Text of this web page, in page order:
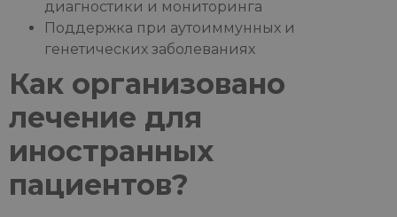
диагностики и мониторинга
Поддержка при аутоиммунных и
генетических заболеваниях
Как организовано
лечение для
иностранных
пациентов?